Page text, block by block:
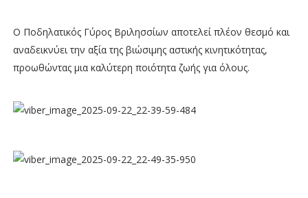
Ο Ποδηλατικός Γύρος Βριλησσίων αποτελεί πλέον θεσμό και
αναδεικνύει την αξία της βιώσιμης αστικής κινητικότητας,
προωθώντας μια καλύτερη ποιότητα ζωής για όλους.